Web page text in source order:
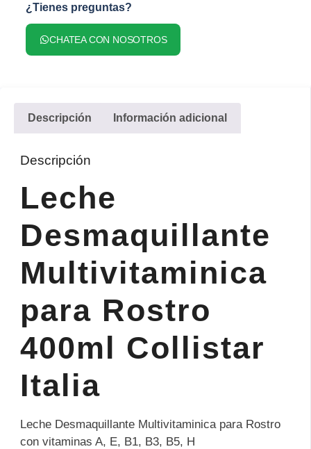
¿Tienes preguntas?
CHATEA CON NOSOTROS
Descripción Información adicional
Descripción
Leche
Desmaquillante
Multivitaminica
para Rostro
400ml Collistar
Italia
Leche Desmaquillante Multivitaminica para Rostro
con vitaminas A, E, B1, B3, B5, H